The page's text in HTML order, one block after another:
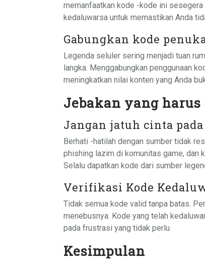
memanfaatkan kode -kode ini sesegera
kedaluwarsa untuk memastikan Anda
Gabungkan kode
Legenda seluler sering menjadi tuan
langka. Menggabungkan penggunaan
meningkatkan nilai konten yang Anda
Jebakan yang
Jangan jatuh cinta
Berhati -hatilah dengan sumber tidak
phishing lazim di komunitas game, dan
Selalu dapatkan kode dari sumber
Verifikasi Kode
Tidak semua kode valid tanpa batas.
menebusnya. Kode yang telah
pada frustrasi yang tidak perlu.
Kesimpulan